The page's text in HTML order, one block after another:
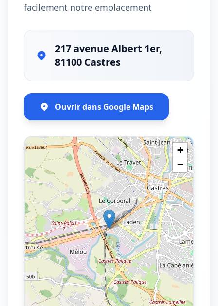
facilement notre emplacement
217 avenue Albert 1er,
81100 Castres
Ouvrir dans Google Maps
+
−